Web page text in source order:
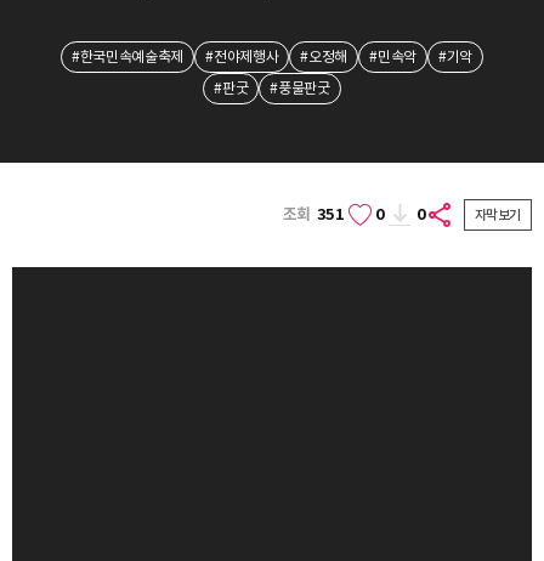
#한국민속예술축제 #전야제행사 #오정해 #민속악
#기악
#판굿
#풍물판굿
조회 351 0 0 자막보기